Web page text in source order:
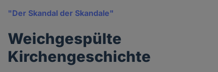
"Der Skandal der Skandale"
Weichgespülte
Kirchengeschichte